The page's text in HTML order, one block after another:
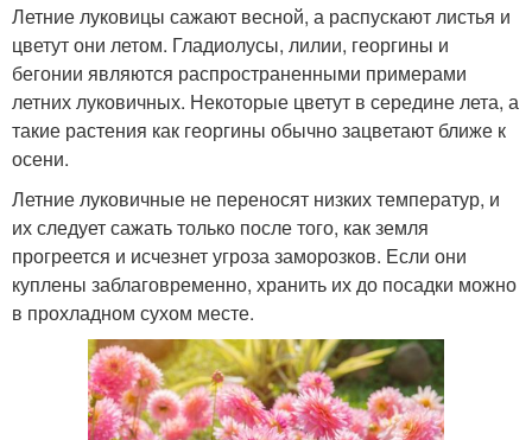
Летние луковицы сажают весной, а распускают листья и
цветут они летом. Гладиолусы, лилии, георгины и
бегонии являются распространенными примерами
летних луковичных. Некоторые цветут в середине лета, а
такие растения как георгины обычно зацветают ближе к
осени.
Летние луковичные не переносят низких температур, и
их следует сажать только после того, как земля
прогреется и исчезнет угроза заморозков. Если они
куплены заблаговременно, хранить их до посадки можно
в прохладном сухом месте.